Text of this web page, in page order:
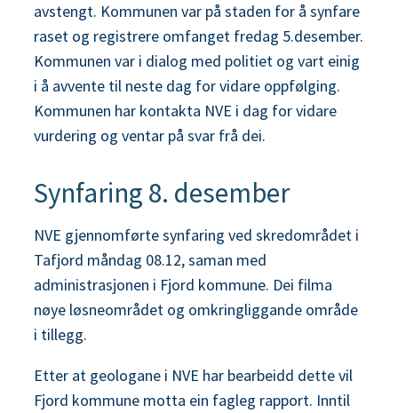
avstengt. Kommunen var på staden for å synfare
raset og registrere omfanget fredag 5.desember.
Kommunen var i dialog med politiet og vart einig
i å avvente til neste dag for vidare oppfølging.
Kommunen har kontakta NVE i dag for vidare
vurdering og ventar på svar frå dei.
Synfaring 8. desember
NVE gjennomførte synfaring ved skredområdet i
Tafjord måndag 08.12, saman med
administrasjonen i Fjord kommune. Dei filma
nøye løsneområdet og omkringliggande område
i tillegg.
Etter at geologane i NVE har bearbeidd dette vil
Fjord kommune motta ein fagleg rapport. Inntil